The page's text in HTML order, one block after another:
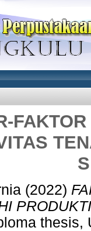
(2022)
thesis,